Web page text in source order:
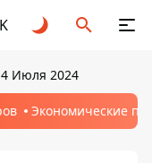
4 Июля 2024
Экономические